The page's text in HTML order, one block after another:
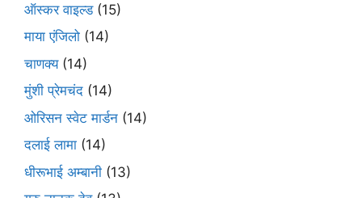
ऑस्कर वाइल्ड(15)
माया एंजिलो (14)
चाणक्य(14)
मुंशी प्रेमचंद (14)
ओरिसन स्‍वेट मार्डन (14)
दलाई लामा (14)
धीरूभाई अम्बानी (13)